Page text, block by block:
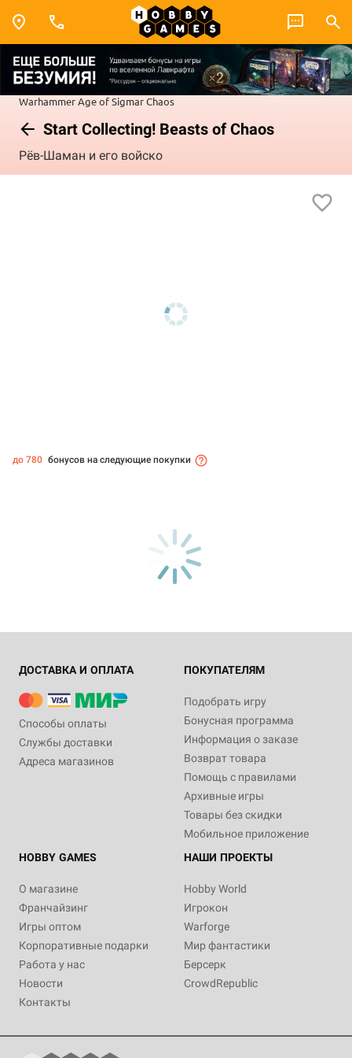
WarhammerAge of SigmarChaos
Start Collecting! Beasts of Chaos
Рёв-Шаман и его войско
до 780 бонусов на следующие покупки
ДОСТАВКА И ОПЛАТА
Способы оплаты
Службы доставки
Адреса магазинов
ПОКУПАТЕЛЯМ
Подобрать игру
Бонусная программа
Информация о заказе
Возврат товара
Помощь с правилами
Архивные игры
Товары без скидки
Мобильное приложение
HOBBY GAMES
О магазине
Франчайзинг
Игры оптом
Корпоративные подарки
Работа у нас
Новости
Контакты
НАШИ ПРОЕКТЫ
Hobby World
Игрокон
Warforge
Мир фантастики
Берсерк
CrowdRepublic